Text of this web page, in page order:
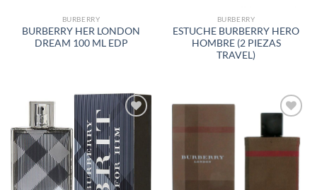
BURBERRY
BURBERRY HER LONDON
DREAM 100 ML EDP
BURBERRY
ESTUCHE BURBERRY HERO
HOMBRE (2 PIEZAS
TRAVEL)
AÑADIR
A LA
LISTA
DE
DESEOS
A LA
LISTA